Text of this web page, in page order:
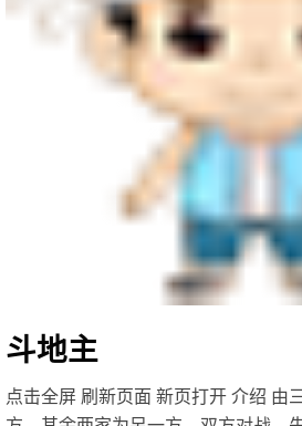
斗地主
点击全屏 刷新页面 新页打开 介绍 由